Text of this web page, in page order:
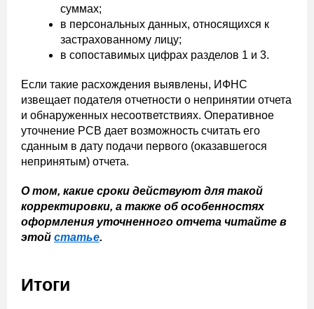
суммах;
в персональных данных, относящихся к
застрахованному лицу;
в сопоставимых цифрах разделов 1 и 3.
Если такие расхождения выявлены, ИФНС
извещает подателя отчетности о непринятии отчета
и обнаруженных несоответствиях. Оперативное
уточнение РСВ дает возможность считать его
сданным в дату подачи первого (оказавшегося
непринятым) отчета.
О том, какие сроки действуют для такой
корректировки, а также об особенностях
оформления уточненного отчета читайте в
этой статье.
Итоги